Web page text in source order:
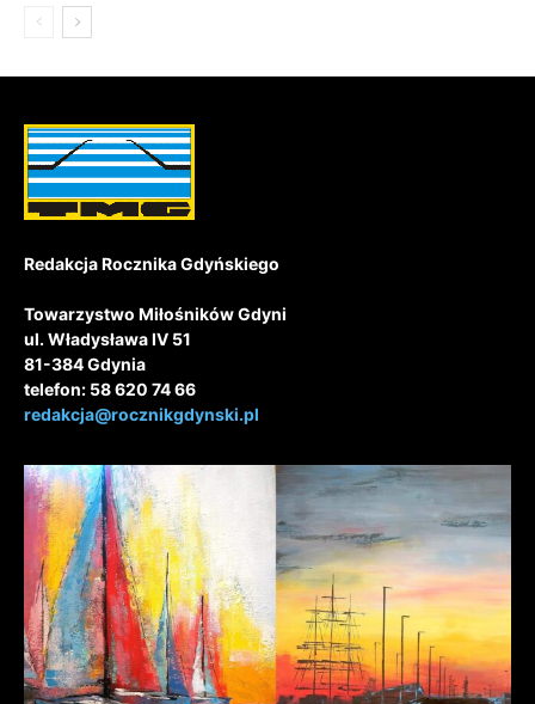
Redakcja Rocznika Gdyńskiego
Towarzystwo Miłośników Gdyni
ul. Władysława IV 51
81-384 Gdynia
telefon: 58 620 74 66
redakcja@rocznikgdynski.pl